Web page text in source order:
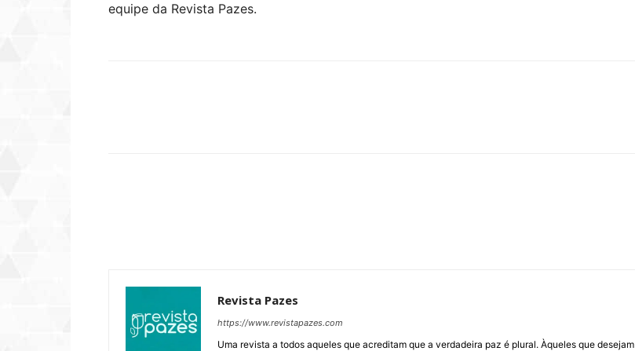
equipe da Revista Pazes.
Revista Pazes
https://www.revistapazes.com
Uma revista a todos aqueles que acreditam que a verdadeira paz é plural. Àqueles que desejam